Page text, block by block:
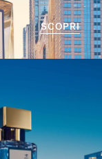
SCOPRI